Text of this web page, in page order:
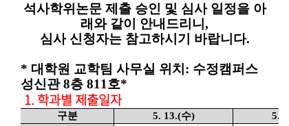
석사학위논문 제출 승인 및 심사 일정을 아
래와 같이 안내드리니,
심사 신청자는 참고하시기 바랍니다.
* 대학원 교학팀 사무실 위치: 수정캠퍼스
성신관 8층 811호*
1. 학과별 제출일자
구분 5. 13.(수) 5.